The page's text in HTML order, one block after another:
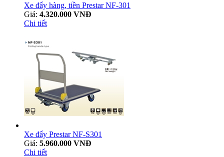
Xe đẩy hàng, tiền Prestar NF-301
Giá: 4.320.000 VNĐ
Chi tiết
Xe đẩy Prestar NF-S301
Giá: 5.960.000 VNĐ
Chi tiết